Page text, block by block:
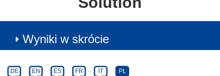
Wyniki w skrócie
Category
Article
DE EN ES FR IT PL